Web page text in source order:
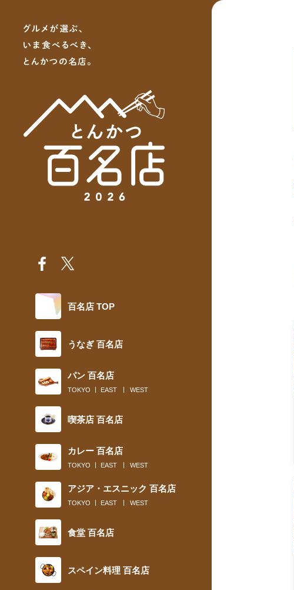
百名店 TOP
うなぎ 百名店
パン 百名店
TOKYO EAST WEST
喫茶店 百名店
カレー 百名店
TOKYO EAST WEST
アジア・エスニック 百名店
TOKYO EAST WEST
食堂 百名店
スペイン料理 百名店